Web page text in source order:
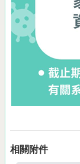
相關附件